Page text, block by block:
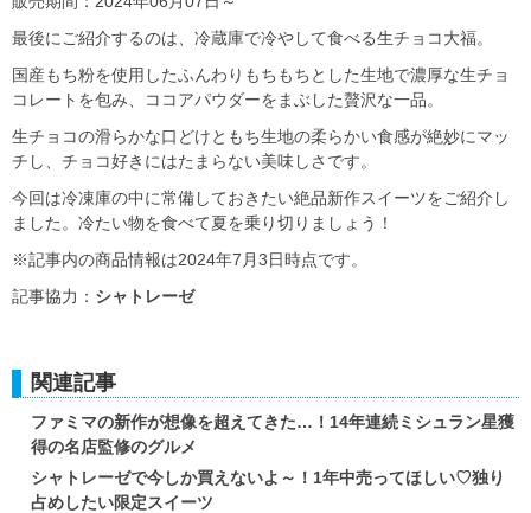
最後にご紹介するのは、冷蔵庫で冷やして食べる生チョコ大福。
国産もち粉を使用したふんわりもちもちとした生地で濃厚な生チョ
コレートを包み、ココアパウダーをまぶした贅沢な一品。
生チョコの滑らかな口どけともち生地の柔らかい食感が絶妙にマッ
チし、チョコ好きにはたまらない美味しさです。
今回は冷凍庫の中に常備しておきたい絶品新作スイーツをご紹介し
ました。冷たい物を食べて夏を乗り切りましょう！
※記事内の商品情報は2024年7月3日時点です。
記事協力： シャトレーゼ
関連記事
ファミマの新作が想像を超えてきた…！14年連続ミシュラン星獲
得の名店監修のグルメ
シャトレーゼで今しか買えないよ～！1年中売ってほしい♡独り
占めしたい限定スイーツ